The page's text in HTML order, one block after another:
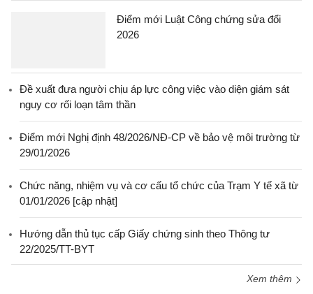
Điểm mới Luật Công chứng sửa đổi
2026
Đề xuất đưa người chịu áp lực công việc vào diện giám sát
nguy cơ rối loạn tâm thần
Điểm mới Nghị định 48/2026/NĐ-CP về bảo vệ môi trường từ
29/01/2026
Chức năng, nhiệm vụ và cơ cấu tổ chức của Trạm Y tế xã từ
01/01/2026 [cập nhật]
Hướng dẫn thủ tục cấp Giấy chứng sinh theo Thông tư
22/2025/TT-BYT
Xem thêm